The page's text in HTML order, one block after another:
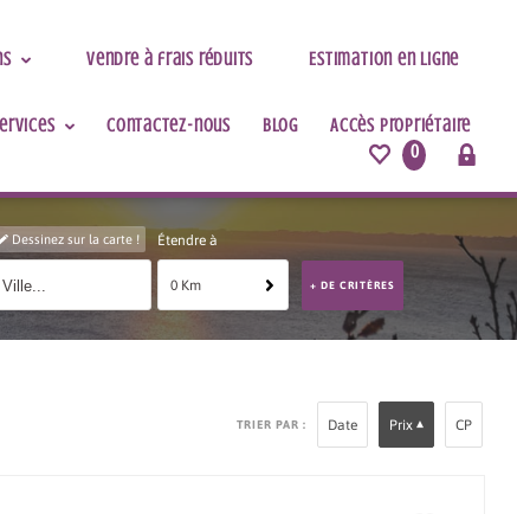
Vendre à frais réduits Estimation en ligne
Contactez-nous Blog
Accès Propriétaire
0
Dessinez sur la carte ! Étendre à
0 Km + DE CRITÈRES
TRIER PAR : Date Prix CP